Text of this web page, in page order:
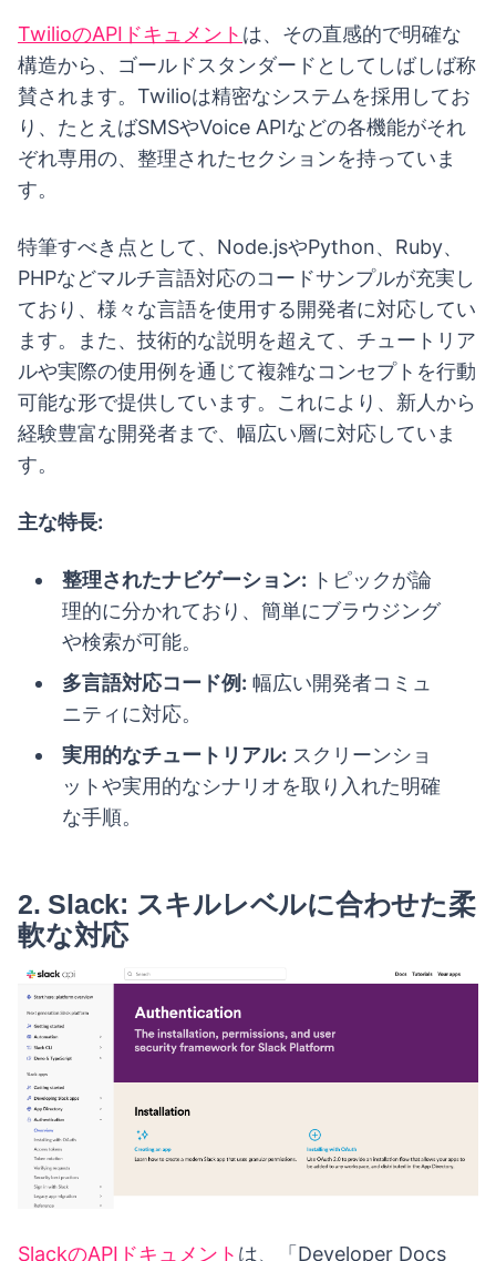
TwilioのAPIドキュメント は、その直感的で明確な
構造から、ゴールドスタンダードとしてしばしば称
賛されます。Twilioは精密なシステムを採用してお
り、たとえばSMSやVoice APIなどの各機能がそれ
ぞれ専用の、整理されたセクションを持っていま
す。
特筆すべき点として、Node.jsやPython、Ruby、
PHPなどマルチ言語対応のコードサンプルが充実し
ており、様々な言語を使用する開発者に対応してい
ます。また、技術的な説明を超えて、チュートリア
ルや実際の使用例を通じて複雑なコンセプトを行動
可能な形で提供しています。これにより、新人から
経験豊富な開発者まで、幅広い層に対応していま
す。
主な特長:
整理されたナビゲーション: トピックが論
理的に分かれており、簡単にブラウジング
や検索が可能。
多言語対応コード例: 幅広い開発者コミュ
ニティに対応。
実用的なチュートリアル: スクリーンショ
ットや実用的なシナリオを取り入れた明確
な手順。
2. Slack: スキルレベルに合わせた柔
軟な対応
SlackのAPIドキュメント は、「Developer Docs